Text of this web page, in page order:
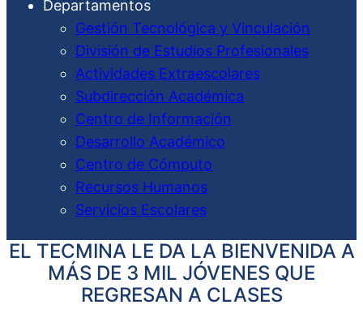
Departamentos
Gestión Tecnológica y Vinculación
División de Estudios Profesionales
Actividades Extraescolares
Subdirección Académica
Centro de Información
Desarrollo Académico
Centro de Cómputo
Recursos Humanos
Servicios Escolares
EL TECMINA LE DA LA BIENVENIDA A
MÁS DE 3 MIL JÓVENES QUE
REGRESAN A CLASES